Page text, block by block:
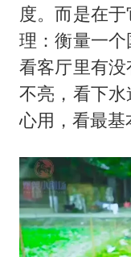
度。而是在
理：衡量一
看客厅里有
不亮，看下
心用，看最基